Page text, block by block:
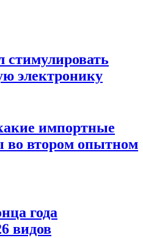
электронику
импортные
во втором опытном
года
видов